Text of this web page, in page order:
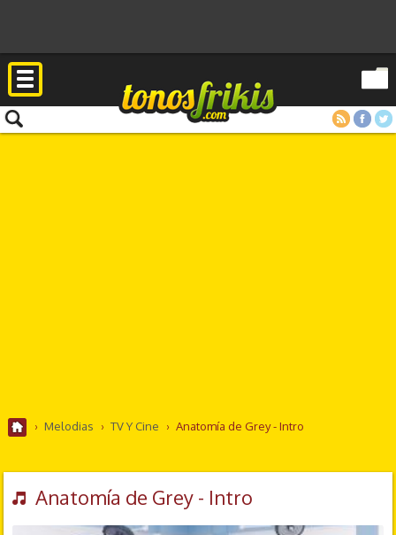
RSS FacebookTwitter
› Melodias › TV Y Cine › Anatomía de Grey - Intro
Anatomía de Grey - Intro